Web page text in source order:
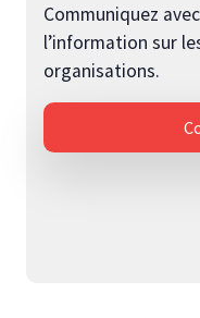
Communiquez
l’information sur
organisations.